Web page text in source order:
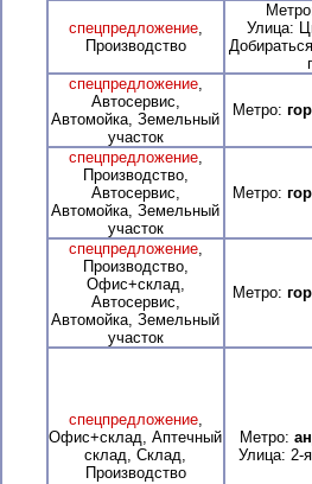
спецпредложение,
Производство
Улица:
спецпредложение,
Автосервис,
Автомойка, Земельный
участок
Метро:
спецпредложение,
Производство,
Автосервис,
Автомойка, Земельный
участок
Метро:
спецпредложение,
Производство,
Офис+склад,
Автосервис,
Автомойка, Земельный
участок
Метро:
спецпредложение,
Офис+склад, Аптечный
склад, Склад,
Производство
Метро:
Улица: 2-